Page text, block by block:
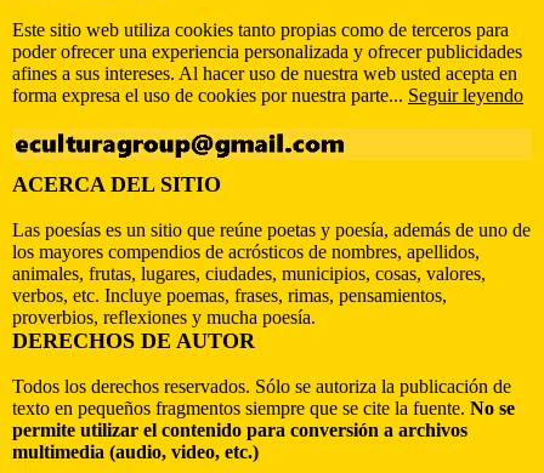
Este sitio web utiliza cookies tanto propias como de terceros para
poder ofrecer una experiencia personalizada y ofrecer publicidades
afines a sus intereses. Al hacer uso de nuestra web usted acepta en
forma expresa el uso de cookies por nuestra parte... Seguir leyendo
ACERCA DEL SITIO
Las poesías es un sitio que reúne poetas y poesía, además de uno de
los mayores compendios de acrósticos de nombres, apellidos,
animales, frutas, lugares, ciudades, municipios, cosas, valores,
verbos, etc. Incluye poemas, frases, rimas, pensamientos,
proverbios, reflexiones y mucha poesía.
DERECHOS DE AUTOR
Todos los derechos reservados. Sólo se autoriza la publicación de
texto en pequeños fragmentos siempre que se cite la fuente. No se
permite utilizar el contenido para conversión a archivos
multimedia (audio, video, etc.)